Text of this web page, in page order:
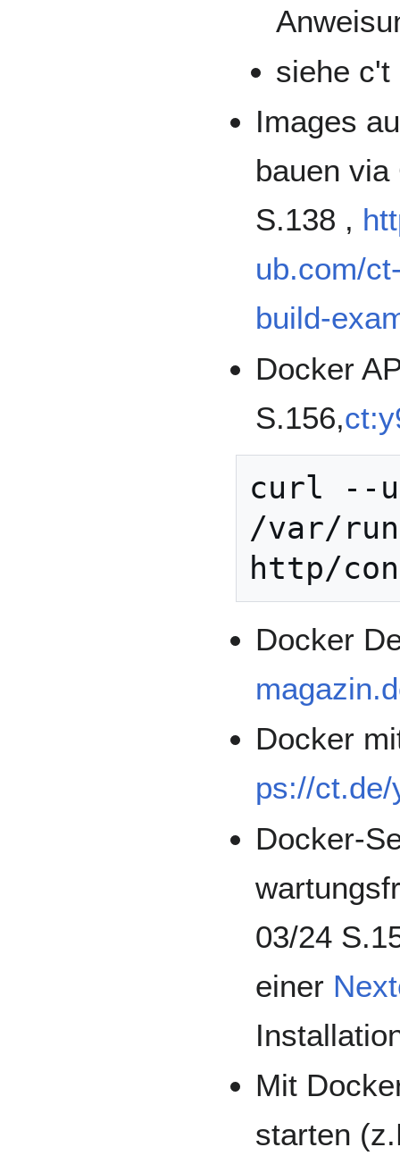
siehe c't
Images
bauen
S.138 ,
ub.com/
build-
Docker
S.156,
curl --
/var/
Docker
Docker
ps://ct.de/
Docker-
03/24
einer
Mit
starten